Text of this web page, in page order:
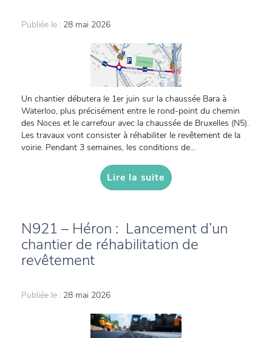
Publiée le : 28 mai 2026
Un chantier débutera le 1er juin sur la chaussée Bara à
Waterloo, plus précisément entre le rond-point du chemin
des Noces et le carrefour avec la chaussée de Bruxelles (N5).
Les travaux vont consister à réhabiliter le revêtement de la
voirie. Pendant 3 semaines, les conditions de...
Lire la suite
N921 – Héron : Lancement d’un
chantier de réhabilitation de
revêtement
Publiée le : 28 mai 2026